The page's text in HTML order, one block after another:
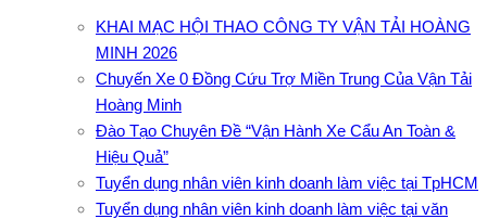
KHAI MẠC HỘI THAO CÔNG TY VẬN TẢI HOÀNG
MINH 2026
Chuyến Xe 0 Đồng Cứu Trợ Miền Trung Của Vận Tải
Hoàng Minh
Đào Tạo Chuyên Đề “Vận Hành Xe Cẩu An Toàn &
Hiệu Quả”
Tuyển dụng nhân viên kinh doanh làm việc tại TpHCM
Tuyển dụng nhân viên kinh doanh làm việc tại văn